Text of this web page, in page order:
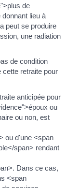
de
lieu à
peut se produire
une radiation
de condition
cette retraite pour
anticipée pour
ou
ou non, est
ou d'une <span
span> rendant
Dans ce cas,
<span